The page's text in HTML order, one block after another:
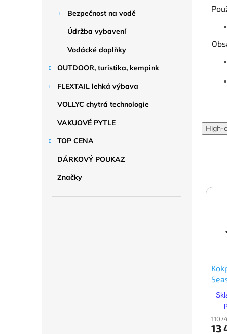
Bezpečnost na vodě
Údržba vybavení
Vodácké doplňky
OUTDOOR, turistika, kempink
FLEXTAIL lehká výbava
VOLLYC chytrá technologie
VAKUOVÉ PYTLE
TOP CENA
DÁRKOVÝ POUKAZ
Značky
High-
13